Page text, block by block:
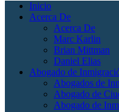
Inicio
Acerca De
Acerca De
Marc Karlin
Brian Mittman
Daniel Elias
Abogado de
Abogados de
Abogado de
Abogado de